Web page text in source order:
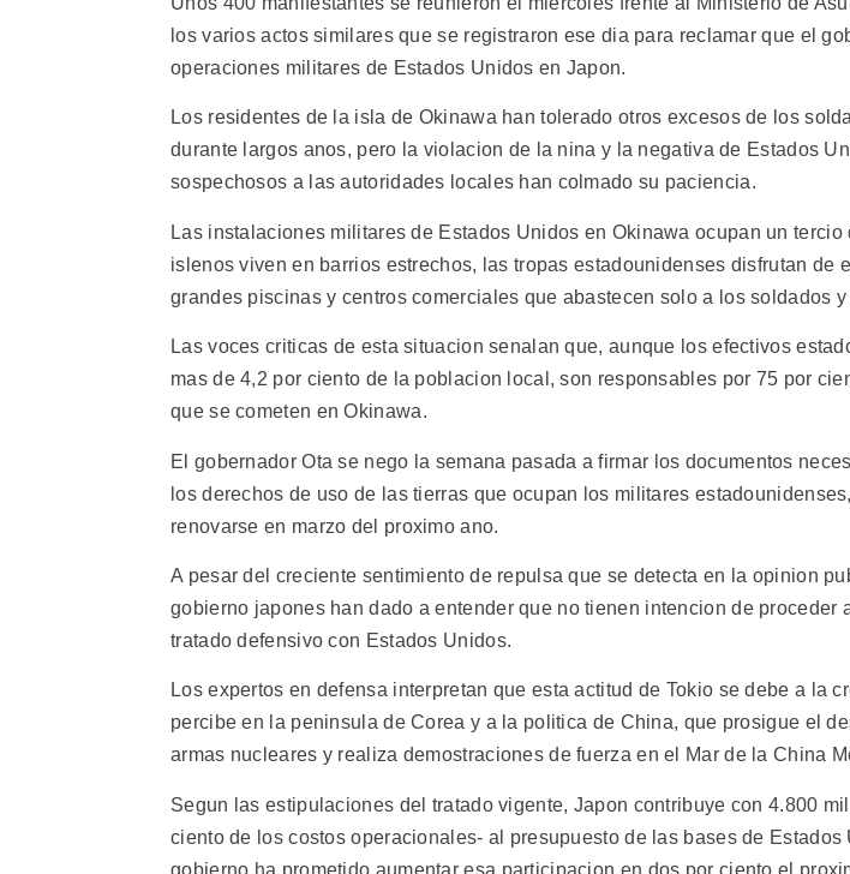
los varios actos similares que se registraron ese dia para reclamar que el
operaciones militares de Estados Unidos en Japon.
Los residentes de la isla de Okinawa han tolerado otros excesos de los
durante largos anos, pero la violacion de la nina y la negativa de Estados
sospechosos a las autoridades locales han colmado su paciencia.
Las instalaciones militares de Estados Unidos en Okinawa ocupan un
islenos viven en barrios estrechos, las tropas estadounidenses disfrutan de
grandes piscinas y centros comerciales que abastecen solo a los soldados
Las voces criticas de esta situacion senalan que, aunque los efectivos
mas de 4,2 por ciento de la poblacion local, son responsables por 75 por
que se cometen en Okinawa.
El gobernador Ota se nego la semana pasada a firmar los documentos
los derechos de uso de las tierras que ocupan los militares
renovarse en marzo del proximo ano.
A pesar del creciente sentimiento de repulsa que se detecta en la opinion
gobierno japones han dado a entender que no tienen intencion de proceder
tratado defensivo con Estados Unidos.
Los expertos en defensa interpretan que esta actitud de Tokio se debe a la
percibe en la peninsula de Corea y a la politica de China, que prosigue el
armas nucleares y realiza demostraciones de fuerza en el Mar de la China
Segun las estipulaciones del tratado vigente, Japon contribuye con 4.800
ciento de los costos operacionales- al presupuesto de las bases de Estados
gobierno ha prometido aumentar esa participacion en dos por ciento el